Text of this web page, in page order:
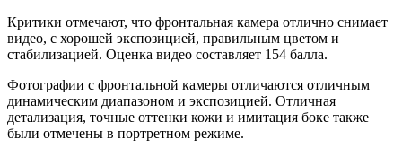
Критики отмечают, что фронтальная камера отлично снимает
видео, с хорошей экспозицией, правильным цветом и
стабилизацией. Оценка видео составляет 154 балла.
Фотографии с фронтальной камеры отличаются отличным
динамическим диапазоном и экспозицией. Отличная
детализация, точные оттенки кожи и имитация боке также
были отмечены в портретном режиме.